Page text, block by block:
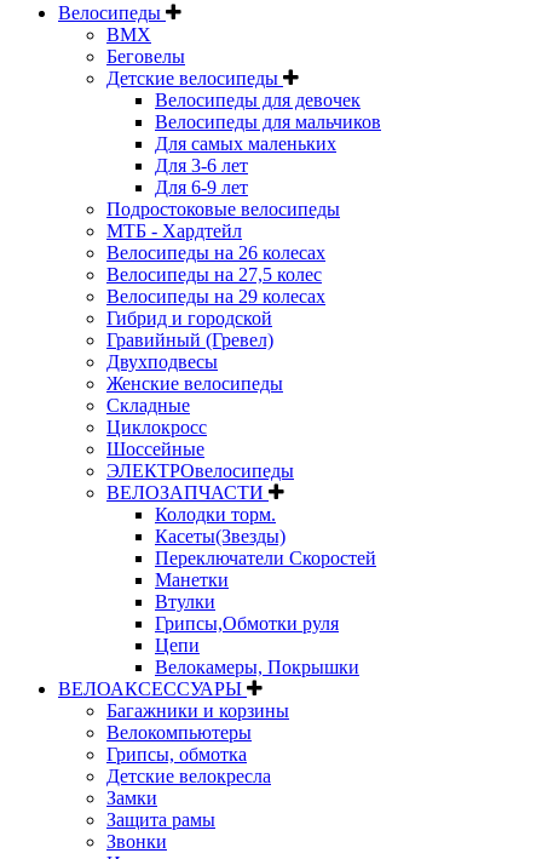
Велосипеды
BMX
Беговелы
Детские велосипеды
Велосипеды для девочек
Велосипеды для мальчиков
Для самых маленьких
Для 3-6 лет
Для 6-9 лет
Подростоковые велосипеды
МТБ - Хардтейл
Велосипеды на 26 колесах
Велосипеды на 27,5 колес
Велосипеды на 29 колесах
Гибрид и городской
Гравийный (Гревел)
Двухподвесы
Женские велосипеды
Складные
Циклокросс
Шоссейные
ЭЛЕКТРОвелосипеды
ВЕЛОЗАПЧАСТИ
Колодки торм.
Касеты(Звезды)
Переключатели Скоростей
Манетки
Втулки
Грипсы,Обмотки руля
Цепи
Велокамеры, Покрышки
ВЕЛОАКСЕССУАРЫ
Багажники и корзины
Велокомпьютеры
Грипсы, обмотка
Детские велокресла
Замки
Защита рамы
Звонки